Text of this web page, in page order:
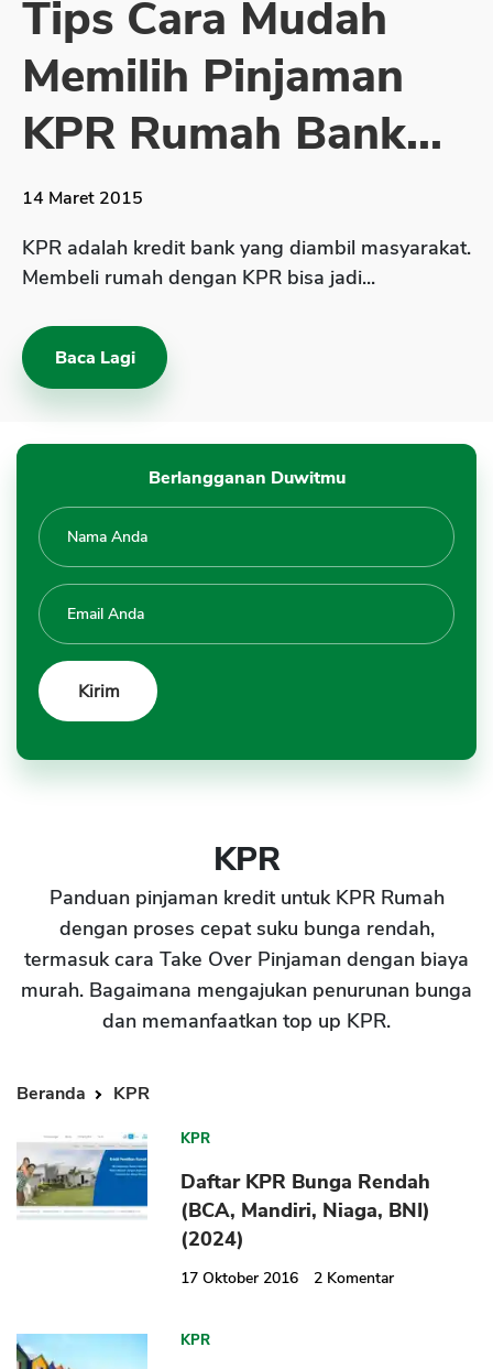
Sekuritas Saham
Bank Digital
Crypto
Assets Crypto
Asuransi Jiwa
Asuransi Syariah
Tips Cara Mudah
Memilih Pinjaman
KPR Rumah Bank...
14 Maret 2015
KPR adalah kredit bank yang diambil masyarakat.
Membeli rumah dengan KPR bisa jadi...
Baca Lagi
Berlangganan Duwitmu
KPR
Panduan pinjaman kredit untuk KPR Rumah
dengan proses cepat suku bunga rendah,
termasuk cara Take Over Pinjaman dengan biaya
murah. Bagaimana mengajukan penurunan bunga
dan memanfaatkan top up KPR.
Beranda KPR
KPR
Daftar KPR Bunga Rendah
(BCA, Mandiri, Niaga, BNI)
(2024)
17 Oktober 2016 2 Komentar
KPR